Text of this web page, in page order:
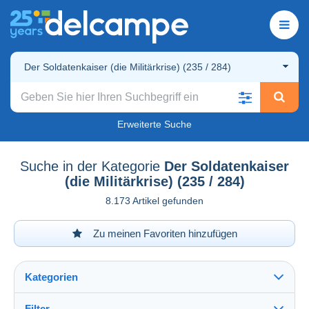
Der Soldatenkaiser (die Militärkrise) (235 / 284)
Erweiterte Suche
Suche in der Kategorie Der Soldatenkaiser
(die Militärkrise) (235 / 284)
8.173 Artikel gefunden
Zu meinen Favoriten hinzufügen
Kategorien